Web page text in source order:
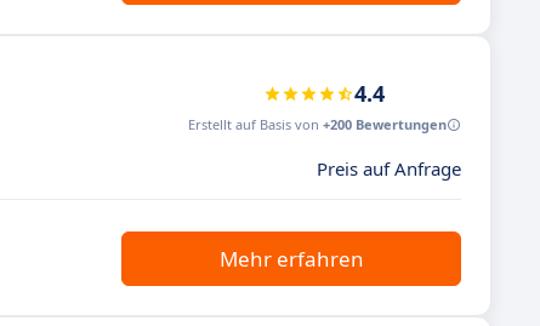
4.4
Erstellt auf Basis von +200 Bewertungen
Preis auf Anfrage
Mehr erfahren